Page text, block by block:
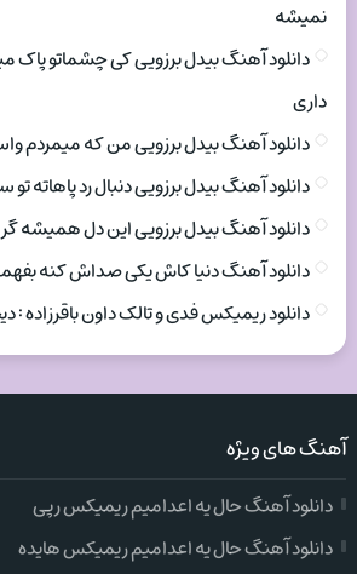
نمیشه
دانلود آهنگ بیدل برزویی کی چشماتو پاک
داری
دانلود آهنگ بیدل برزویی من که میمردم
دانلود آهنگ بیدل برزویی دنبال رد پاهاته
دانلود آهنگ بیدل برزویی این دل همیشه
دانلود آهنگ دنیا کاش یکی صداش کنه
دانلود ریمیکس فدی و تالک داون باقرزاده :
آهنگ های ویژه
دانلود آهنگ حال یه اعدامیم ریمیکس رپی
دانلود آهنگ حال یه اعدامیم ریمیکس هایده